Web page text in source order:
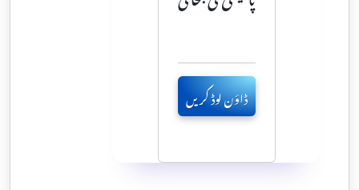
ڈاؤن لوڈ کریں